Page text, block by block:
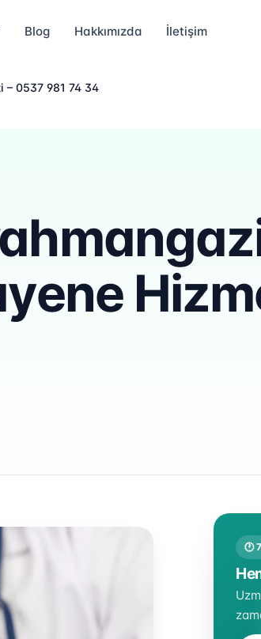
Blog Hakkımızda İletişim
– 0537 981 74 34
🕐